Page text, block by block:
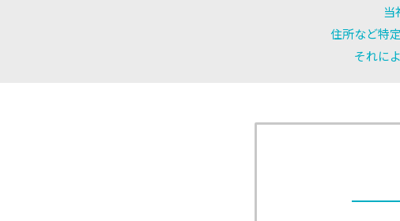
当
住所など特
それに